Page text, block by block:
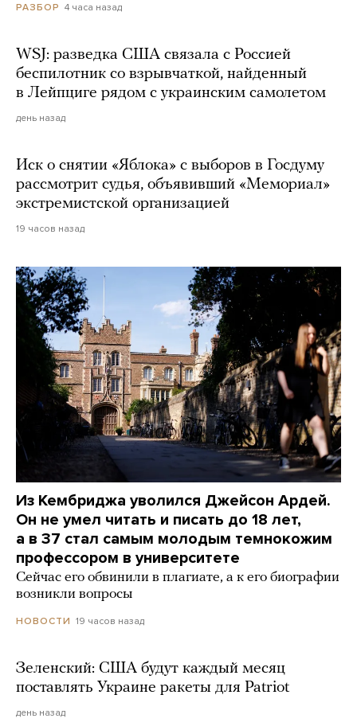
РАЗБОР 4 часа назад
WSJ: разведка США связала с Россией
беспилотник со взрывчаткой, найденный
в Лейпциге рядом с украинским самолетом
день назад
Иск о снятии «Яблока» с выборов в Госдуму
рассмотрит судья, объявивший «Мемориал»
экстремистской организацией
19 часов назад
Из Кембриджа уволился Джейсон Ардей.
Он не умел читать и писать до 18 лет,
а в 37 стал самым молодым темнокожим
профессором в университете
Сейчас его обвинили в плагиате, а к его биографии
возникли вопросы
НОВОСТИ 19 часов назад
Зеленский: США будут каждый месяц
поставлять Украине ракеты для Patriot
день назад